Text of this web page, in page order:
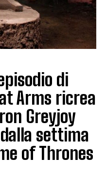
di
Arms ricrea
Greyjoy
settima
of Thrones